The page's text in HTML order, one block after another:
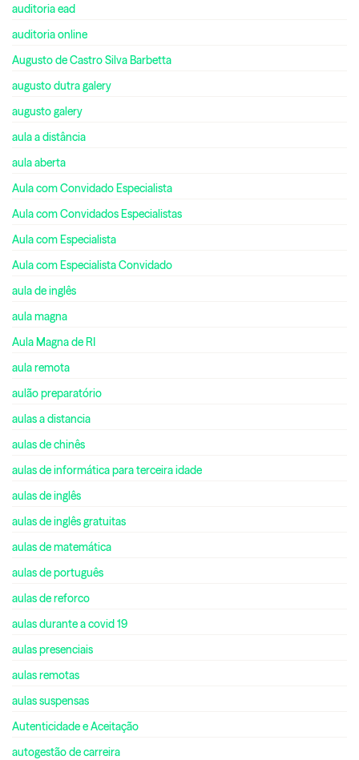
auditoria ead
auditoria online
Augusto de Castro Silva Barbetta
augusto dutra galery
augusto galery
aula a distância
aula aberta
Aula com Convidado Especialista
Aula com Convidados Especialistas
Aula com Especialista
Aula com Especialista Convidado
aula de inglês
aula magna
Aula Magna de RI
aula remota
aulão preparatório
aulas a distancia
aulas de chinês
aulas de informática para terceira idade
aulas de inglês
aulas de inglês gratuitas
aulas de matemática
aulas de português
aulas de reforco
aulas durante a covid 19
aulas presenciais
aulas remotas
aulas suspensas
Autenticidade e Aceitação
autogestão de carreira